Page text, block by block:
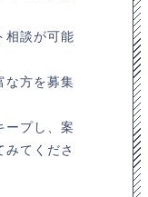
相談が可能
な方を募集
ープし、案
てくださ